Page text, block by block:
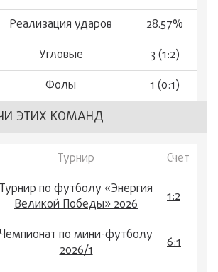
Реализация ударов
28.57%
Угловые
3 (1:2)
Фолы 1 (0:1)
ЭТИХ КОМАНД
Турнир Счет
Турнир по футболу «Энергия
Великой Победы» 2026
1:2
Чемпионат по мини-футболу
2026/1
6:1